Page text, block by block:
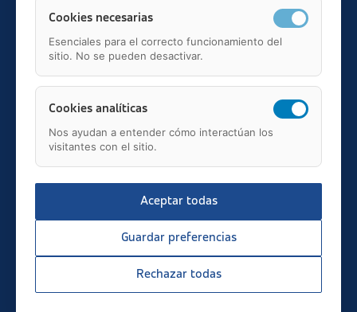
Teléfono: 91 595 75 00
c/ Juan Ignacio Luca de Tena, 12, 28027, Madrid
Mail: fundacion.asisa@asisa.es
Política de Cookies
Cookies necesarias
Esenciales para el correcto funcionamiento del
sitio. No se pueden desactivar.
Cookies analíticas
Nos ayudan a entender cómo interactúan los
visitantes con el sitio.
Aceptar todas
Guardar preferencias
Rechazar todas